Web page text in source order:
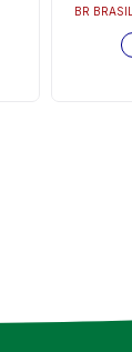
BR BRASIL